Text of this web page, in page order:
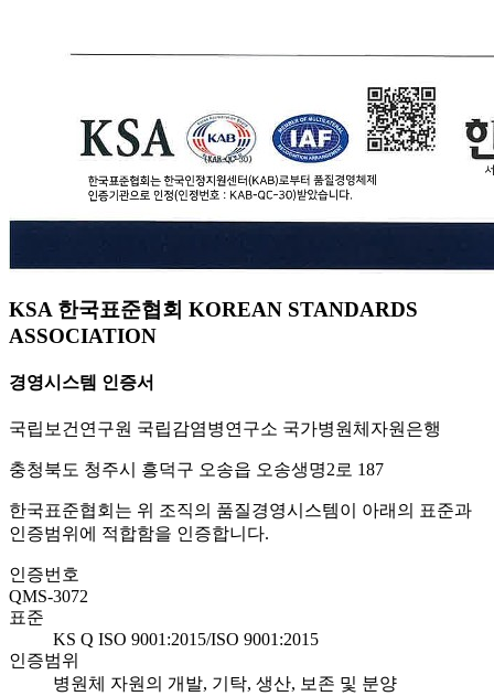
KSA 한국표준협회 KOREAN STANDARDS
ASSOCIATION
경영시스템 인증서
국립보건연구원 국립감염병연구소 국가병원체자원은행
충청북도 청주시 흥덕구 오송읍 오송생명2로 187
한국표준협회는 위 조직의 품질경영시스템이 아래의 표준과
인증범위에 적합함을 인증합니다.
인증번호
QMS-3072
표준
KS Q ISO 9001:2015/ISO 9001:2015
인증범위
병원체 자원의 개발, 기탁, 생산, 보존 및 분양